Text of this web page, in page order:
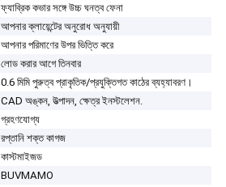
ফ্যাব্রিক কভার সঙ্গে উচ্চ ঘনত্ব ফেনা
আপনার ক্লায়েন্টের অনুরোধ অনুযায়ী
আপনার পরিমাণের উপর ভিত্তি করে
লোড করার আগে তিনবার
0.6 মিমি পুরুত্ব প্রাকৃতিক/প্রযুক্তিগত কাঠের ব্যহ্যাবরণ।
CAD অঙ্কন, উত্পাদন, ক্ষেত্র ইনস্টলেশন.
গ্রহণযোগ্য
রপ্তানি শক্ত কাগজ
কাস্টমাইজড
BUVMAMO